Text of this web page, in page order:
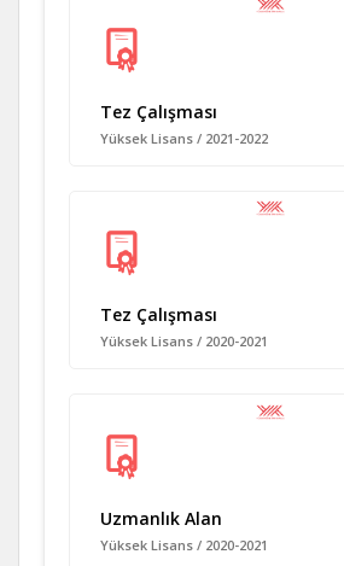
Tez Çalışması
Yüksek Lisans / 2021-2022
Tez Çalışması
Yüksek Lisans / 2020-2021
Uzmanlık Alan
Yüksek Lisans / 2020-2021